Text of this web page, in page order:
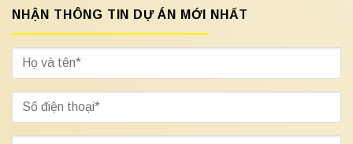
NHẬN THÔNG TIN DỰ ÁN MỚI NHẤT